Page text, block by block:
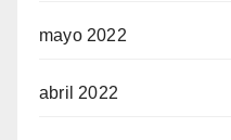
mayo 2022
abril 2022